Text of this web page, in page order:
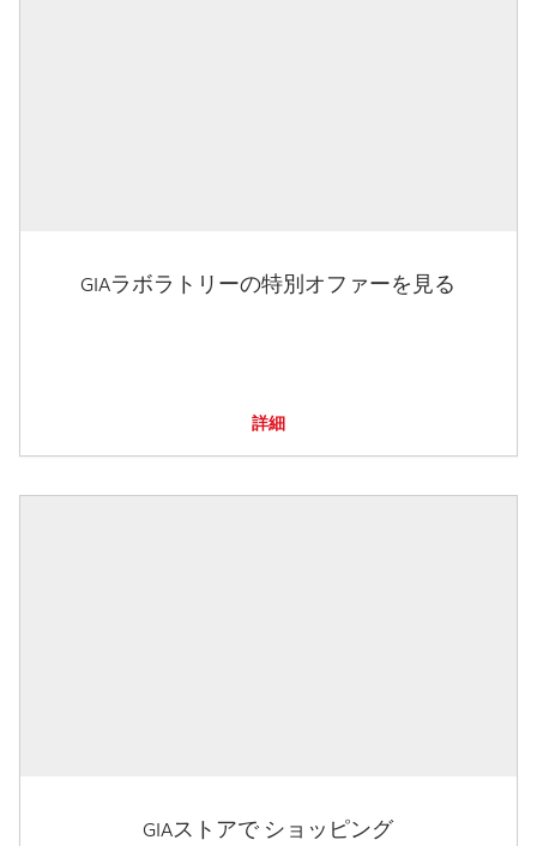
GIAラボラトリーの特別オファーを見る
詳細
GIAストアで ショッピング